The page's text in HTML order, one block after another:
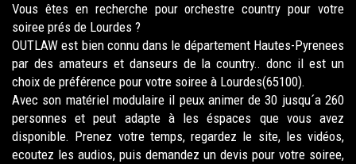
Vous êtes en recherche pour orchestre country pour votre
soiree prés de Lourdes ?
OUTLAW est bien connu dans le département Hautes-Pyrenees
par des amateurs et danseurs de la country.. donc il est un
choix de préférence pour votre soiree à Lourdes(65100).
Avec son matériel modulaire il peux animer de 30 jusqu´a 260
personnes et peut adapte à les éspaces que vous avez
disponible. Prenez votre temps, regardez le site, les vidéos,
ecoutez les audios, puis demandez un devis pour votre soiree,